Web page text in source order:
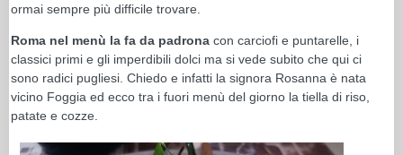
ormai sempre più difficile trovare.
Roma nel menù la fa da padrona con carciofi e puntarelle, i
classici primi e gli imperdibili dolci ma si vede subito che qui ci
sono radici pugliesi. Chiedo e infatti la signora Rosanna è nata
vicino Foggia ed ecco tra i fuori menù del giorno la tiella di riso,
patate e cozze.